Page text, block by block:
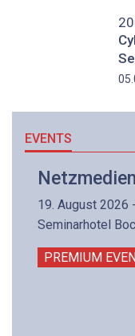
EVENTS
19. August 2026
Seminarhotel
PREMIUM